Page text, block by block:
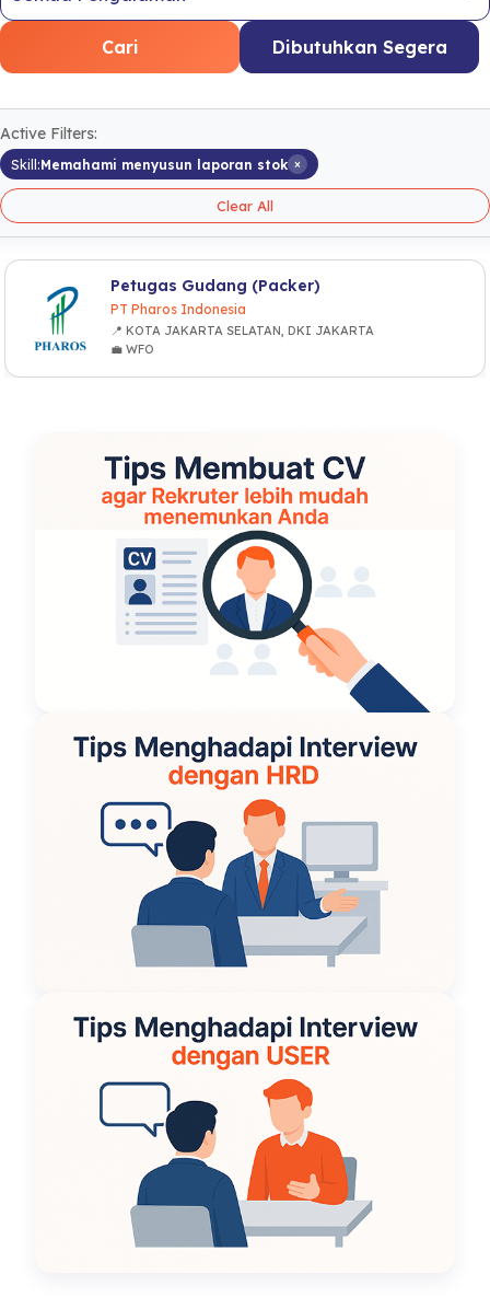
Cari Dibutuhkan Segera
Active Filters:
Skill:Memahami menyusun laporan stok ×
Clear All
Petugas Gudang (Packer)
PT Pharos Indonesia
📍 KOTA JAKARTA SELATAN, DKI JAKARTA
💼 WFO